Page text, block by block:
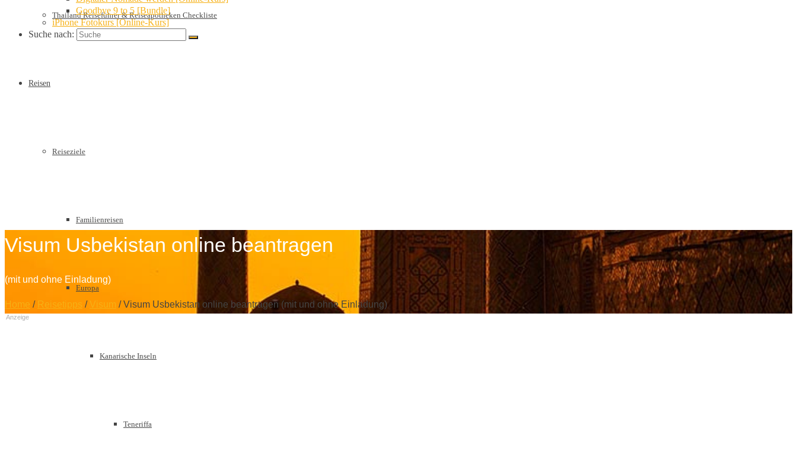
Thailand Reiseführer & Reiseapotheken Checkliste
Reisen
Reiseziele
Familienreisen
Europa
Kanarische Inseln
Teneriffa
Goodbye 9 to 5 [Bundle]
iPhone Fotokurs [Online-Kurs]
Suche nach:
Visum Usbekistan online beantragen
(mit und ohne Einladung)
Home / Reisetipps / Visum / Visum Usbekistan online beantragen (mit und ohne Einladung)
Anzeige